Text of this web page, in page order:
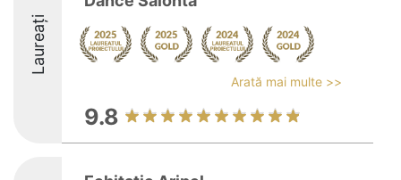
Laureați
Arată mai multe >>
9.8